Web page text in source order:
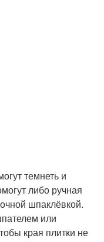
темнеть и
либо ручная
шпаклёвкой.
или
края плитки не